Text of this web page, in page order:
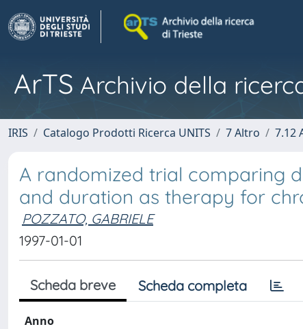
ArTS Archivio della
IRIS Catalogo Prodotti Ricerca UNITS 7 Altro 7.12
A randomized trial comparing
and duration as therapy for
POZZATO, GABRIELE
1997-01-01
Scheda breve Scheda completa
Anno